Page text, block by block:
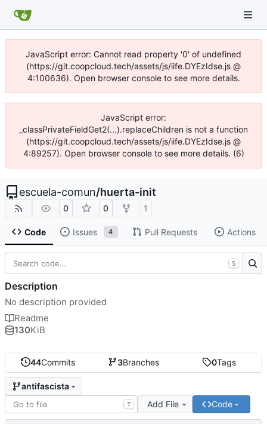
JavaScript error: Cannot read property '0' of undefined
(https://git.coopcloud.tech/assets/js/iife.DYEzIdse.js @
4:100636). Open browser console to see more details.
JavaScript error:
_classPrivateFieldGet2(...).replaceChildren is not a function
(https://git.coopcloud.tech/assets/js/iife.DYEzIdse.js @
4:89257). Open browser console to see more details. (6)
escuela-comun/huerta-init
0 0 1
Code Issues 4 Pull Requests Actions
44Commits 3Branches 0Tags
antifascista
T Add File Code
S
Description
No description provided
Readme
130KiB